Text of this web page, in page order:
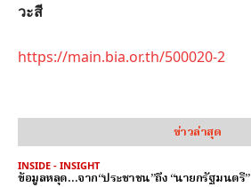
วะสี
https://main.bia.or.th/500020-2
ข่าวล่าสุด
INSIDE - INSIGHT
ข้อมูลหลุด…จาก“ประชาชน”ถึง “นายกรัฐมนตรี”